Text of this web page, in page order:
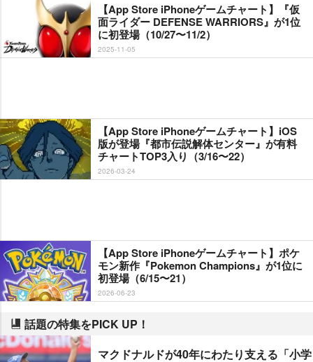
【App Store iPhoneゲームチャート】『仮
面ライダー DEFENSE WARRIORS』が1位
に初登場（10/27〜11/2）
2025-11-05
【App Store iPhoneゲームチャート】iOS
版が登場『都市伝説解体センター』が有料
チャートTOP3入り（3/16〜22）
2026-03-24
【App Store iPhoneゲームチャート】ポケ
モン新作『Pokemon Champions』が1位に
初登場（6/15〜21）
2026-06-23
話題の特集をPICK UP！
マクドナルドが40年にわたり支える「小学